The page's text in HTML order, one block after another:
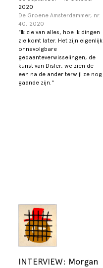
2020
De Groene Amsterdammer, nr.
40, 2020
"Ik zie van alles, hoe ik dingen
zie komt later. Het zijn eigenlijk
onnavolgbare
gedaanteverwisselingen, de
kunst van Disler, we zien de
een na de ander terwijl ze nog
gaande zijn."
INTERVIEW: Morgan